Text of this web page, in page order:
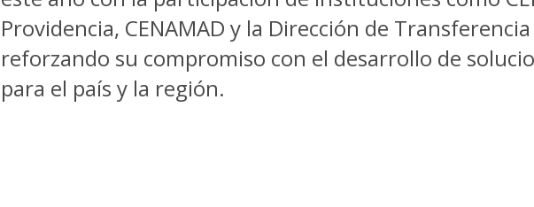
Providencia, CENAMAD y la Dirección de
reforzando su compromiso con el desarrollo de
para el país y la región.